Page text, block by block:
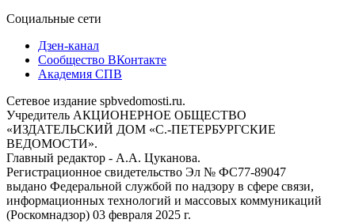
Социальные сети
Дзен-канал
Сообщество ВКонтакте
Академия СПВ
Сетевое издание spbvedomosti.ru.
Учредитель АКЦИОНЕРНОЕ ОБЩЕСТВО
«ИЗДАТЕЛЬСКИЙ ДОМ «С.-ПЕТЕРБУРГСКИЕ
ВЕДОМОСТИ».
Главный редактор - А.А. Цуканова.
Регистрационное свидетельство Эл № ФС77-89047
выдано Федеральной службой по надзору в сфере связи,
информационных технологий и массовых коммуникаций
(Роскомнадзор) 03 февраля 2025 г.